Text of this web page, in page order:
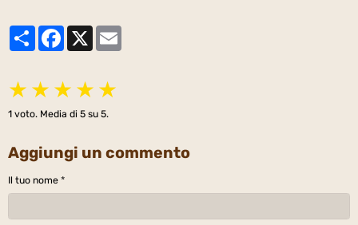
PartagerFacebook
X
★ ★ ★ ★ ★
1 voto. Media di 5 su 5.
Aggiungi un commento
Il tuo nome